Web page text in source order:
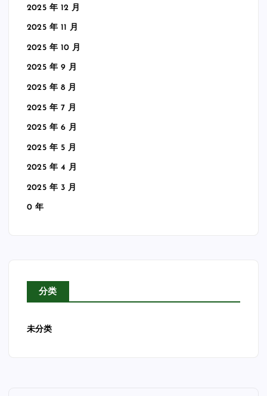
2025 年 12 月
2025 年 11 月
2025 年 10 月
2025 年 9 月
2025 年 8 月
2025 年 7 月
2025 年 6 月
2025 年 5 月
2025 年 4 月
2025 年 3 月
0 年
分类
未分类